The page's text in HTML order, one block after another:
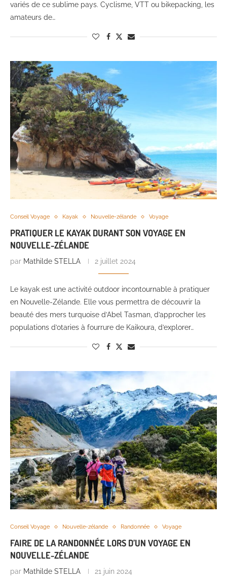
variés de ce sublime pays. Cyclisme, VTT ou bikepacking, les
amateurs de…
Conseil Voyage Kayak Nouvelle-zélande Voyage
PRATIQUER LE KAYAK DURANT SON VOYAGE EN
NOUVELLE-ZÉLANDE
par Mathilde STELLA 2 juillet 2024
Le kayak est une activité outdoor incontournable à pratiquer
en Nouvelle-Zélande. Elle vous permettra de découvrir la
beauté des mers turquoise d’Abel Tasman, d’approcher les
populations d’otaries à fourrure de Kaikoura, d’explorer…
Conseil Voyage Nouvelle-zélande Randonnée Voyage
FAIRE DE LA RANDONNÉE LORS D’UN VOYAGE EN
NOUVELLE-ZÉLANDE
par Mathilde STELLA 21 juin 2024